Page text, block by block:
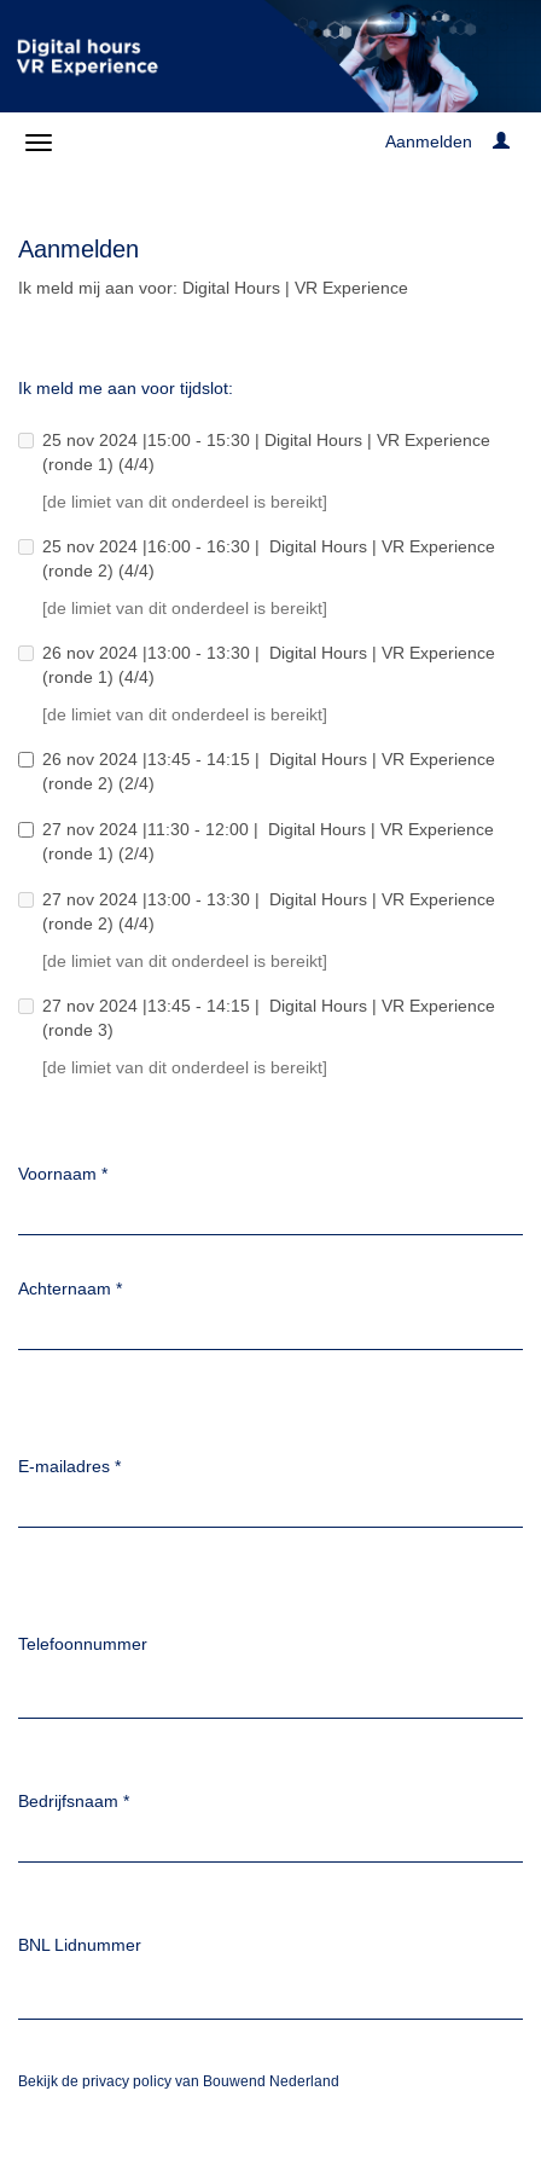
Aanmelden
Aanmelden
Ik meld mij aan voor: Digital Hours | VR Experience
Ik meld me aan voor tijdslot:
25 nov 2024 |15:00 - 15:30 | Digital Hours | VR Experience
(ronde 1) (4/4)
[de limiet van dit onderdeel is bereikt]
25 nov 2024 |16:00 - 16:30 | Digital Hours | VR Experience
(ronde 2) (4/4)
[de limiet van dit onderdeel is bereikt]
26 nov 2024 |13:00 - 13:30 | Digital Hours | VR Experience
(ronde 1) (4/4)
[de limiet van dit onderdeel is bereikt]
26 nov 2024 |13:45 - 14:15 | Digital Hours | VR Experience
(ronde 2) (2/4)
27 nov 2024 |11:30 - 12:00 | Digital Hours | VR Experience
(ronde 1) (2/4)
27 nov 2024 |13:00 - 13:30 | Digital Hours | VR Experience
(ronde 2) (4/4)
[de limiet van dit onderdeel is bereikt]
27 nov 2024 |13:45 - 14:15 | Digital Hours | VR Experience
(ronde 3)
[de limiet van dit onderdeel is bereikt]
Voornaam *
Achternaam *
E-mailadres *
Telefoonnummer
Bedrijfsnaam *
BNL Lidnummer
Bekijk de privacy policy van Bouwend Nederland